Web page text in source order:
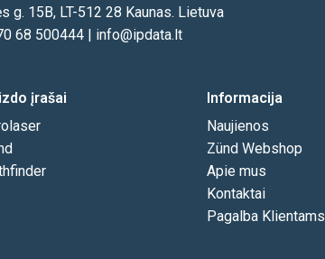
g. 15B, LT-512 28 Kaunas. Lietuva
68 500444| info@ipdata.lt
įrašai
Informacija
Naujienos
Zünd Webshop
Apie mus
Kontaktai
Pagalba Klientams